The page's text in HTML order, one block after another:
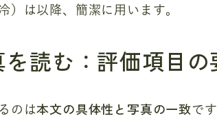
）は以降、簡潔に用います。
読む：評価項目の
のは本文の具体性と写真の一致で